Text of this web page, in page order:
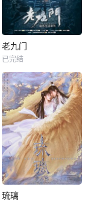
老九门
已完结
琉璃